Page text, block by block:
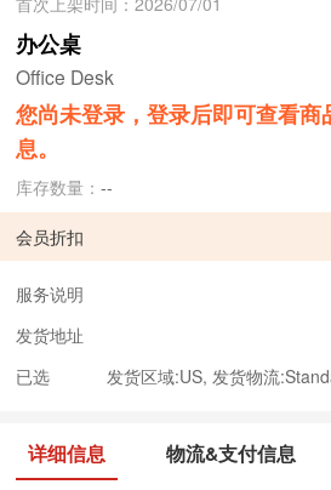
办公桌
Office Desk
您尚未登录，登录后即可查看
息。
库存数量：--
会员折扣
服务说明
发货地址
已选
发货区域:US, 发货物流
详细信息 物流&支付信息